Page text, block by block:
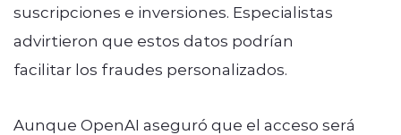
suscripciones e inversiones. Especialistas
advirtieron que estos datos podrían
facilitar los fraudes personalizados.
Aunque OpenAI aseguró que el acceso será